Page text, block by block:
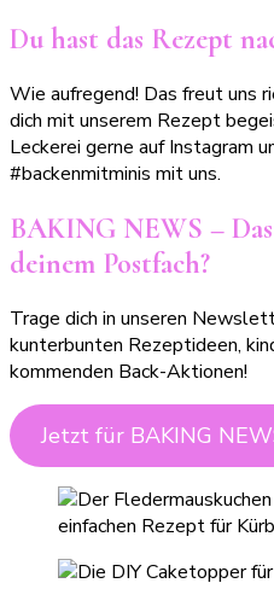
Du hast das Rezept
Wie aufregend! Das freut uns
dich mit unserem Rezept
Leckerei gerne auf Instagram
#backenmitminis mit uns.
BAKING NEWS –
deinem Postfach?
Trage dich in unseren
kunterbunten Rezeptideen,
kommenden Back-Aktionen!
Jetzt für BAKING